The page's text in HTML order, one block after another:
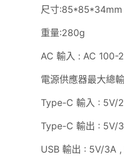
尺寸:85*85*34mm
重量:280g
AC 輸入 : AC
電源供應器最大總
Type-C 輸入 : 5V/
Type-C 輸出 : 5V/
USB 輸出 : 5V/3A